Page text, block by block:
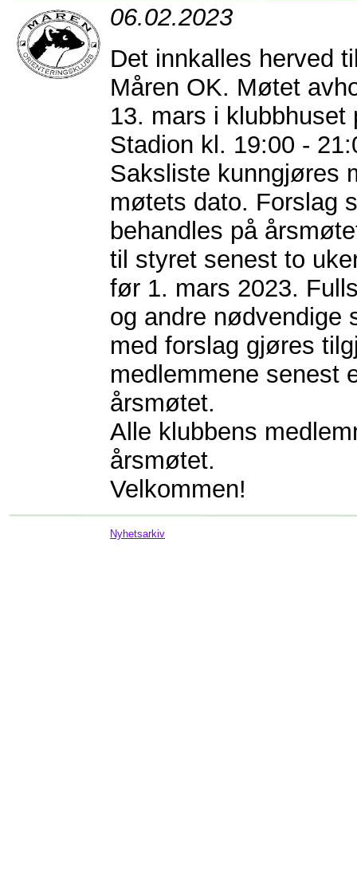
06.02.2023
Det innkalles herved
Måren OK. Møtet
13. mars i klubbhuset
Stadion kl. 19:00 -
Saksliste kunngjøres
møtets dato. Forslag
behandles på
til styret senest to
før 1. mars 2023.
og andre nødvendige
med forslag gjøres
medlemmene senest
årsmøtet.
Alle klubbens
årsmøtet.
Velkommen!
Nyhetsarkiv